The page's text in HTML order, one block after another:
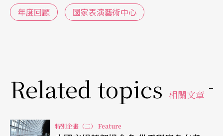
認為，他們不但對場館的管理、專業的知識、理念
三大重要據點 讓藝文政策擴大延伸
文化部長龍應台表示，國家表演藝術中心是文化部
整體藝文政策的重要一環，三大場館將與台灣品
年度回顧 國家表演藝術中心
Related topics 相關文章
特別企畫（二） Feature